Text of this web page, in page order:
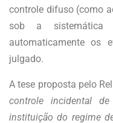
controle difuso (como
sob a sistemática
automaticamente os
julgado.
A tese proposta pelo
controle incidental de
instituição do regime